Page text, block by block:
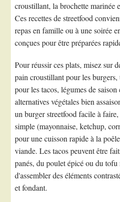
croustillant, la brochette marinée
Ces recettes de streetfood
repas en famille ou à une soirée
conçues pour être préparées
Pour réussir ces plats, misez sur
pain croustillant pour les
pour les tacos, légumes de
alternatives végétales bien
un burger streetfood facile à
simple (mayonnaise, ketchup,
pour une cuisson rapide à la
viande. Les tacos peuvent être
panés, du poulet épicé ou du
d'assembler des éléments
et fondant.